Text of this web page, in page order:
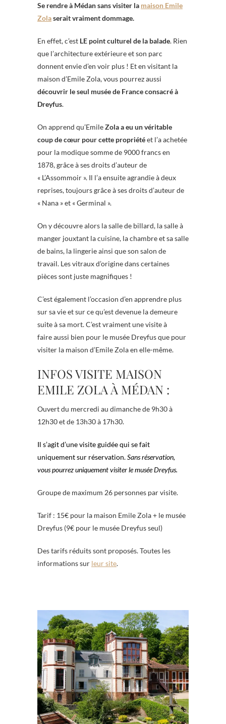
Se rendre à Médan sans visiter la maison Emile
Zolaserait vraiment dommage.
En effet, c’est LE point culturel de la balade. Rien
que l’architecture extérieure et son parc
donnent envie d’en voir plus ! Et en visitant la
maison d’Emile Zola, vous pourrez aussi
découvrir le seul musée de France consacré à
Dreyfus.
On apprend qu’EmileZola a eu un véritable
coup de cœur pour cette propriétéet l’a achetée
pour la modique somme de 9000 francs en
1878, grâce à ses droits d’auteur de
« L’Assommoir ». Il l’a ensuite agrandie à deux
reprises, toujours grâce à ses droits d’auteur de
« Nana » et « Germinal ».
On y découvre alors la salle de billard, la salle à
manger jouxtant la cuisine, la chambre et sa salle
de bains, la lingerie ainsi que son salon de
travail. Les vitraux d’origine dans certaines
pièces sont juste magnifiques !
C’est également l’occasion d’en apprendre plus
sur sa vie et sur ce qu’est devenue la demeure
suite à sa mort. C’est vraiment une visite à
faire aussi bien pour le musée Dreyfus que pour
visiter la maison d’Emile Zola en elle-même.
INFOS VISITE MAISON
EMILE ZOLA À MÉDAN :
Ouvert du mercredi au dimanche de 9h30 à
12h30 et de 13h30 à 17h30.
Il s’agit d’une visite guidée qui se fait
uniquement sur réservation.Sans réservation,
vous pourrez uniquement visiter le musée Dreyfus.
Groupe de maximum 26 personnes par visite.
Tarif : 15€ pour la maison Emile Zola + le musée
Dreyfus (9€ pour le musée Dreyfus seul)
Des tarifs réduits sont proposés. Toutes les
informations sur leur site.